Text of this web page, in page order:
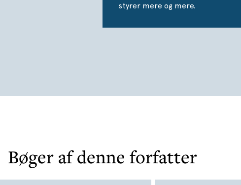
styrer mere og mere.
Bøger af denne forfatter